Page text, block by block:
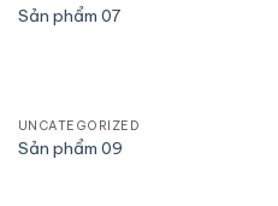
Sản phẩm 07
UNCATEGORIZED
Sản phẩm 09